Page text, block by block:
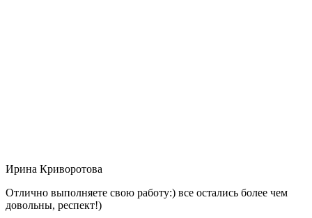
Ирина Криворотова
Отлично выполняете свою работу:) все остались более чем
довольны, респект!)